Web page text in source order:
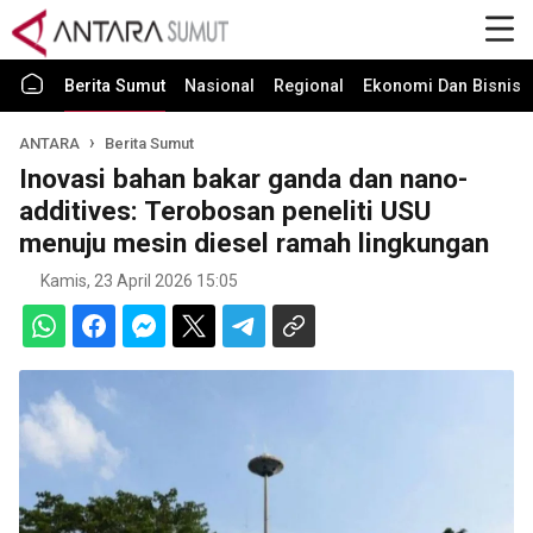
Berita Sumut Nasional Regional Ekonomi Dan Bisnis
ANTARA Berita Sumut
Inovasi bahan bakar ganda dan nano-
additives: Terobosan peneliti USU
menuju mesin diesel ramah lingkungan
Kamis, 23 April 2026 15:05